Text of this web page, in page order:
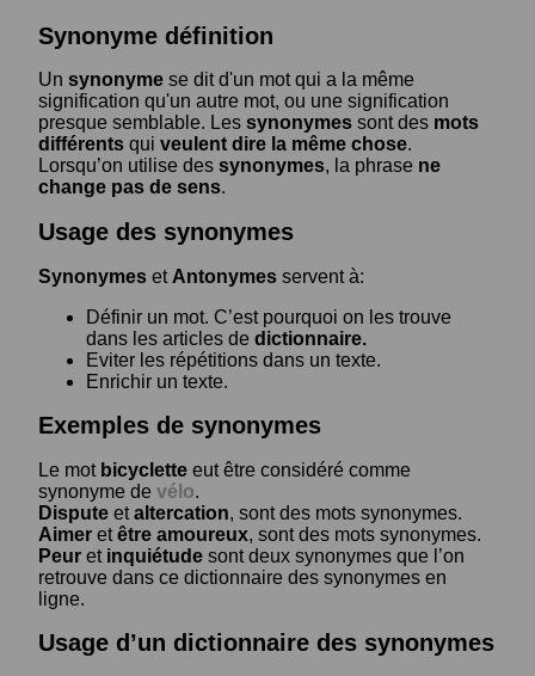
Synonyme définition
Un synonyme se dit d'un mot qui a la même
signification qu'un autre mot, ou une signification
presque semblable. Les synonymes sont des mots
différents qui veulent dire la même chose.
Lorsqu’on utilise des synonymes, la phrase ne
change pas de sens.
Usage des synonymes
Synonymes et Antonymes servent à:
Définir un mot. C’est pourquoi on les trouve
dans les articles de dictionnaire.
Eviter les répétitions dans un texte.
Enrichir un texte.
Exemples de synonymes
Le mot bicyclette eut être considéré comme
synonyme de vélo.
Dispute etaltercation, sont des mots synonymes.
Aimer etêtre amoureux, sont des mots synonymes.
Peur et inquiétude sont deux synonymes que l’on
retrouve dans ce dictionnaire des synonymes en
ligne.
Usage d’un dictionnaire des synonymes